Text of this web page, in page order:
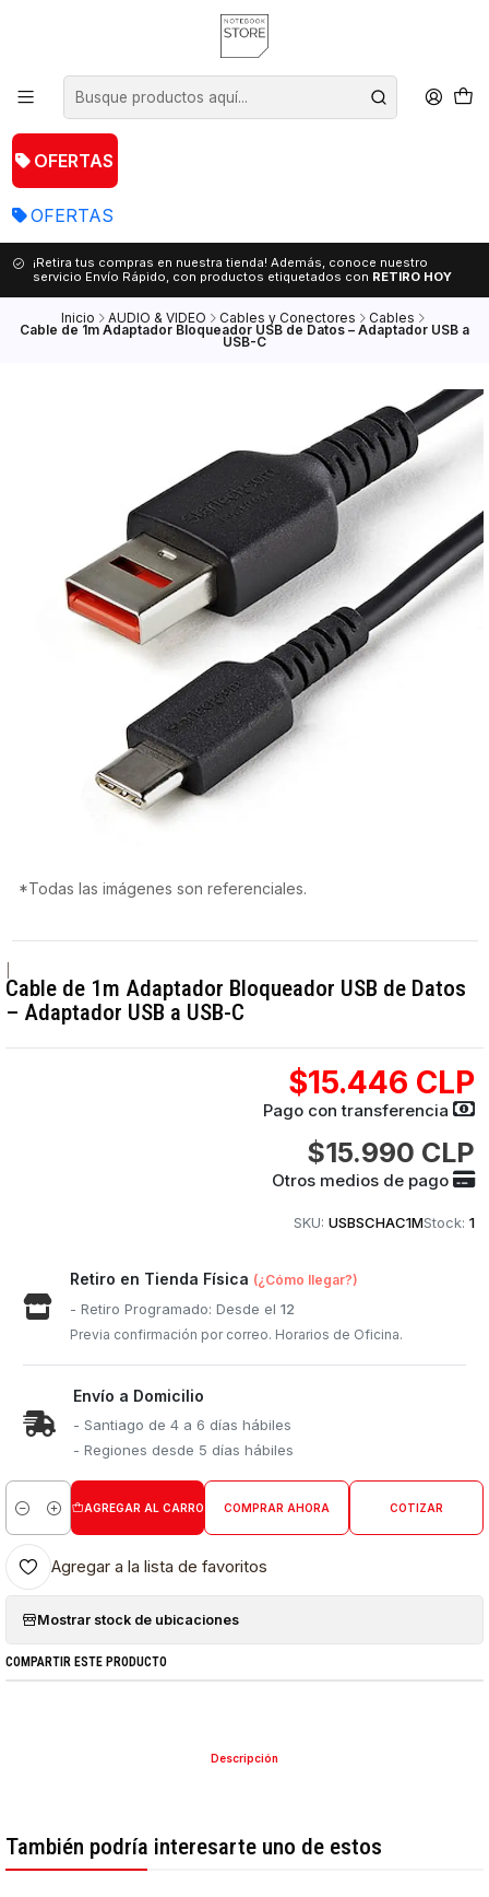
OFERTAS
OFERTAS
¡Retira tus compras en nuestra tienda! Además, conoce nuestro
servicio Envío Rápido, con productos etiquetados con RETIRO HOY
Inicio AUDIO & VIDEO Cables y Conectores Cables
Cable de 1m Adaptador Bloqueador USB de Datos – Adaptador USB a
USB-C
*Todas las imágenes son referenciales.
Cable de 1m Adaptador Bloqueador USB de Datos
– Adaptador USB a USB-C
$15.446 CLP
Pago con transferencia
$15.990 CLP
Otros medios de pago
SKU: USBSCHAC1MStock: 1
Retiro en Tienda Física (¿Cómo llegar?)
- Retiro Programado: Desde el12
Previa confirmación por correo. Horarios de Oficina.
Envío a Domicilio
- Santiago de 4 a 6 días hábiles
- Regiones desde 5 días hábiles
Cantidad
AGREGAR AL CARRO COMPRAR AHORA COTIZAR
Agregar a la lista de favoritos
Mostrar stock de ubicaciones
COMPARTIR ESTE PRODUCTO
Descripción
También podría interesarte uno de estos